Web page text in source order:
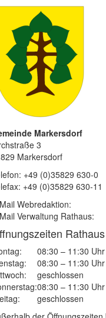
Markersdorf
3
Markersdorf
+49 (0)35829 630-0
+49 (0)35829 630-11
Webredaktion:
Verwaltung Rathaus:
Rathaus
08:30 – 11:30 Uhr
08:30 – 11:30
geschlossen
08:30 – 11:30
geschlossen